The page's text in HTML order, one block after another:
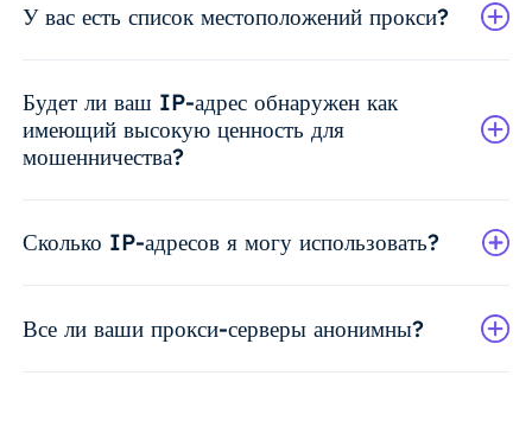
У вас есть список местоположений прокси?
Будет ли ваш IP-адрес обнаружен как
имеющий высокую ценность для
мошенничества?
Сколько IP-адресов я могу использовать?
Все ли ваши прокси-серверы анонимны?